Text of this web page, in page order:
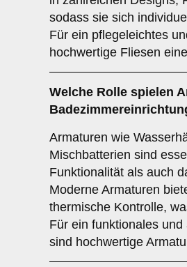
sodass sie sich
Für ein pflegeleichtes
hochwertige Fliesen
Welche Rolle spielen
Armaturen wie
Mischbatterien sind
Funktionalität als auch
Moderne Armaturen
thermische Kontrolle,
Für ein funktionales
sind hochwertige